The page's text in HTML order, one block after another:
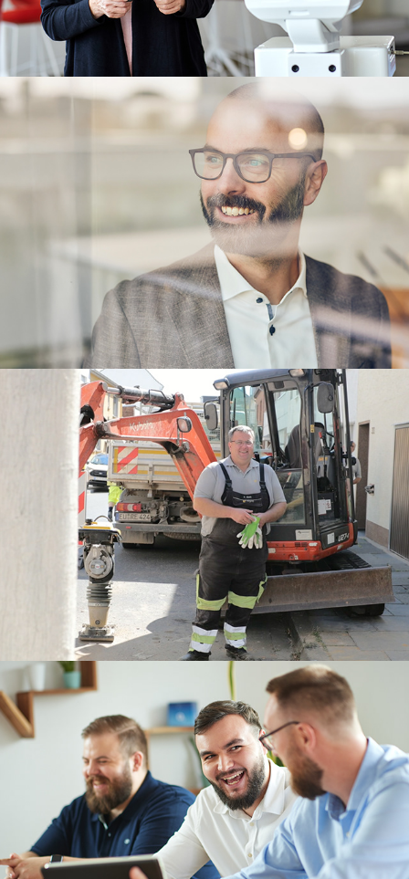
REDEKER SELLNER DAHS
Employer Branding Reels
Netcom Mitarbeitershooting